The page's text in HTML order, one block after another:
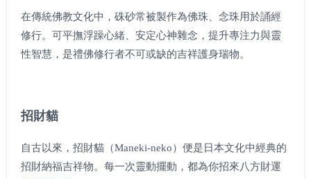
在傳統佛教文化中，硃砂常被製作為佛珠、念珠用於誦經
修行。可平撫浮躁心緒、安定心神雜念，提升專注力與靈
性智慧，是禮佛修行者不可或缺的吉祥護身瑞物。
招財貓
自古以來，招財貓（Maneki-neko）便是日本文化中經典的
招財納福吉祥物。每一次靈動擺動，都為你招來八方財運